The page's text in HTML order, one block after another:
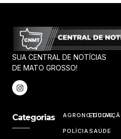
SUA CENTRAL DE NOTÍCIAS
DE MATO GROSSO!
Categorias AGRONOTÍCIAS
POLÍCIASAÚDE